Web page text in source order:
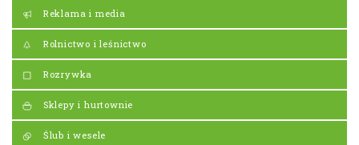
Reklama i media
Rolnictwo i leśnictwo
Rozrywka
Sklepy i hurtownie
Ślub i wesele